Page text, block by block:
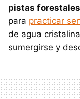
pistas forestales
para practicar
de agua
sumergirse y